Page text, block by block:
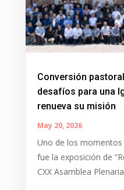
Conversión
desafíos para una
renueva su misión
May 20, 2026
Uno de los
fue la exposición de
CXX Asamblea